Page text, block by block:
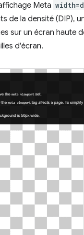
Meta
de la densité (DIP),
sur un écran haute
d'écran.